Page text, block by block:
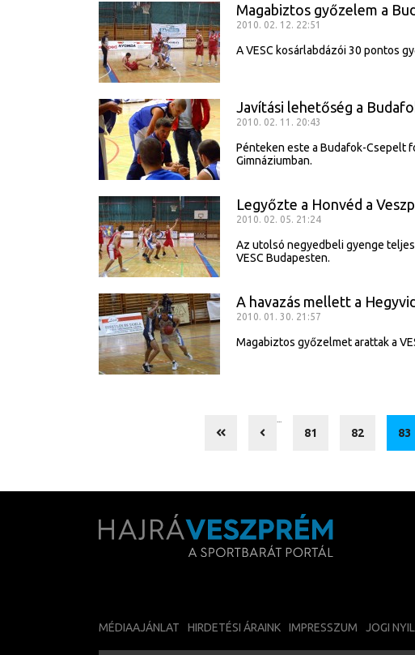
Magabiztos győzelem a
2010. 02. 12. 22:51
A VESC kosárlabdázói 30 pontos
Javítási lehetőség a
2010. 02. 11. 20:43
Pénteken este a Budafok-Csepelt
Gimnáziumban.
Legyőzte a Honvéd a
2010. 02. 05. 21:24
Az utolsó negyedbeli gyenge
VESC Budapesten.
A havazás mellett a
2010. 01. 30. 21:57
Magabiztos győzelmet arattak a
81 82 83
MÉDIAAJÁNLAT HIRDETÉSI ÁRAINK IMPRESSZUM JOGI